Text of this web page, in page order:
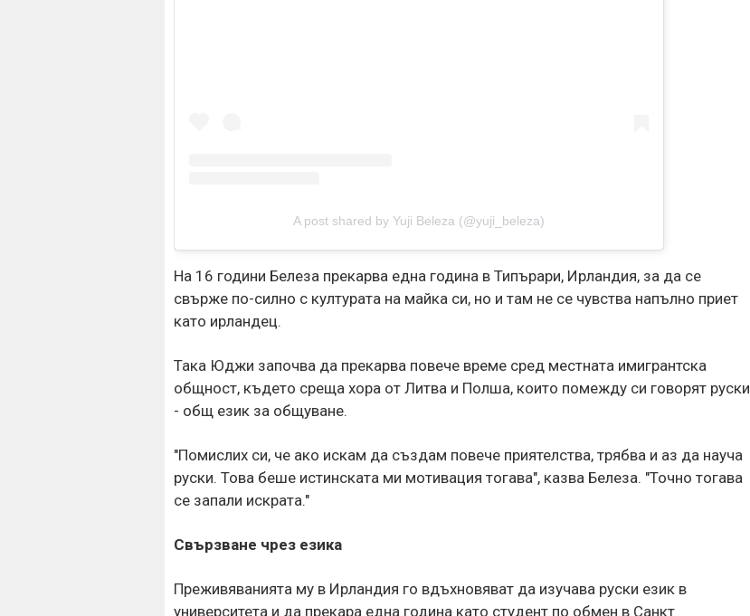
A post shared by Yuji Beleza (@yuji_beleza)
На 16 години Белеза прекарва една година в Типърари, Ирландия, за да се
свърже по-силно с културата на майка си, но и там не се чувства напълно приет
като ирландец.
Така Юджи започва да прекарва повече време сред местната имигрантска
общност, където среща хора от Литва и Полша, които помежду си говорят руски
- общ език за общуване.
"Помислих си, че ако искам да създам повече приятелства, трябва и аз да науча
руски. Това беше истинската ми мотивация тогава", казва Белеза. "Точно тогава
се запали искрата."
Свързване чрез езика
Преживяванията му в Ирландия го вдъхновяват да изучава руски език в
университета и да прекара една година като студент по обмен в Санкт